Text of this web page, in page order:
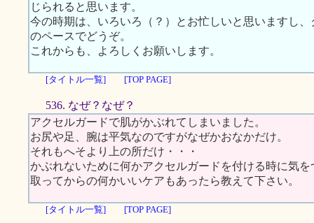
じられると思います。
今の時期は、いろいろ（？）とお忙しいと思いますし
のペースでどうぞ。
これからも、よろしくお願いします。
[タイトル一覧] [TOP PAGE]
536. なぜ？なぜ？
アクセルガードで肌がかぶれてしまいました。
お尻や足、腕は平気なのですがなぜかおなかだけ。
それもへそより上の所だけ・・・
かぶれないために何かアクセルガードを付ける時に気
取ってからの何かいいケアもあったら教えて下さい。
[タイトル一覧] [TOP PAGE]